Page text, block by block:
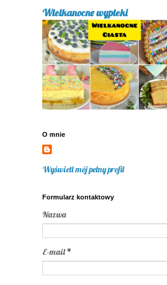
Wielkanocne wypieki
O mnie
Wyświetl mój pełny profil
Formularz kontaktowy
Nazwa
E-mail*